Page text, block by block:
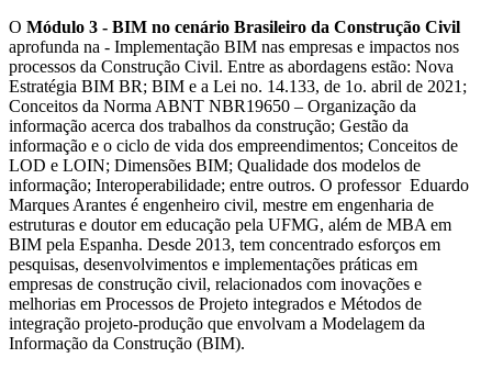
O Módulo 3 - BIM no cenário Brasileiro da Construção Civil
aprofunda na - Implementação BIM nas empresas e impactos nos
processos da Construção Civil. Entre as abordagens estão: Nova
Estratégia BIM BR; BIM e a Lei no. 14.133, de 1o. abril de 2021;
Conceitos da Norma ABNT NBR19650 – Organização da
informação acerca dos trabalhos da construção; Gestão da
informação e o ciclo de vida dos empreendimentos; Conceitos de
LOD e LOIN; Dimensões BIM; Qualidade dos modelos de
informação; Interoperabilidade; entre outros. O professor Eduardo
Marques Arantes é engenheiro civil, mestre em engenharia de
estruturas e doutor em educação pela UFMG, além de MBA em
BIM pela Espanha. Desde 2013, tem concentrado esforços em
pesquisas, desenvolvimentos e implementações práticas em
empresas de construção civil, relacionados com inovações e
melhorias em Processos de Projeto integrados e Métodos de
integração projeto-produção que envolvam a Modelagem da
Informação da Construção (BIM).